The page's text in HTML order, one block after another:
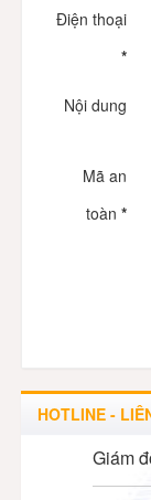
Điện thoại
*
Nội dung
Mã an
toàn *
HOTLINE -
Giám